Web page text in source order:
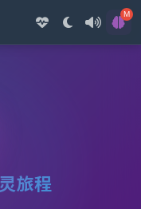
心理咨询M
旅程